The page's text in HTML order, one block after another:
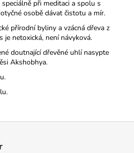
při meditaci a spolu s
osobě dávat čistotu a mír.
přírodní byliny a vzácná dřeva z
je netoxická, není návyková.
doutnající dřevěné uhlí nasypte
Akshobhya.